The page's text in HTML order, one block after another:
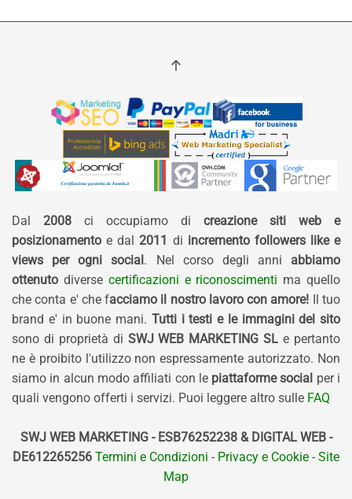
Dal 2008 ci occupiamo di creazione siti web e
posizionamento e dal 2011 di incremento followers like e
views per ogni social. Nel corso degli anni abbiamo
ottenuto diverse certificazioni e riconoscimenti ma quello
che conta e' che facciamo il nostro lavoro con amore! Il tuo
brand e' in buone mani. Tutti i testi e le immagini del sito
sono di proprietà di SWJ WEB MARKETING SL e pertanto
ne è proibito l'utilizzo non espressamente autorizzato. Non
siamo in alcun modo affiliati con le piattaforme social per i
quali vengono offerti i servizi. Puoi leggere altro sulle FAQ
SWJ WEB MARKETING - ESB76252238 & DIGITAL WEB -
DE612265256 Termini e Condizioni - Privacy e Cookie - Site
Map